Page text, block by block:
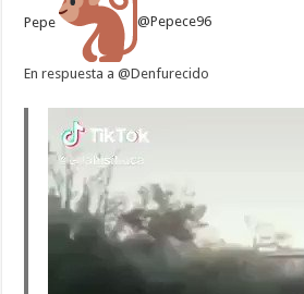
Pepe @Pepece96
En respuesta a @Denfurecido